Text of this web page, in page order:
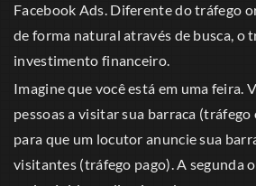
Facebook Ads. Diferente do tráfego
de forma natural através de busca, o
investimento financeiro.
Imagine que você está em uma feira.
pessoas a visitar sua barraca
para que um locutor anuncie sua
visitantes (tráfego pago). A segunda